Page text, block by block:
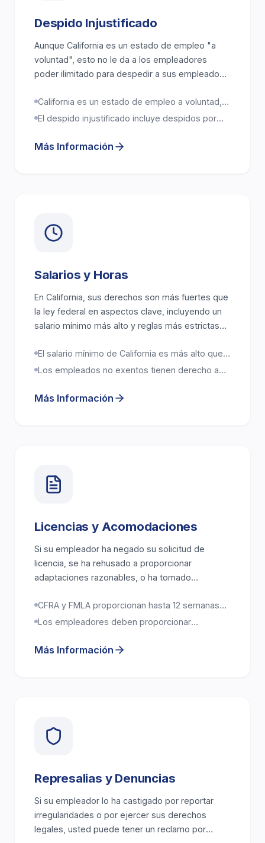
Despido Injustificado
Aunque California es un estado de empleo "a
voluntad", esto no le da a los empleadores
poder ilimitado para despedir a sus empleados.
a los trabajadores de ser despedidos por
razones ilegales.
California es un estado de empleo a voluntad,
pero los empleadores no pueden despedirlo
por razones ilegales
El despido injustificado incluye despidos por
contrato
Más Información
Salarios y Horas
En California, sus derechos son más fuertes que
la ley federal en aspectos clave, incluyendo un
salario mínimo más alto y reglas más estrictas
descansos. Eso importa porque el robo de
salarios frecuentemente se manifiesta de
El salario mínimo de California es más alto que
el salario mínimo federal
Los empleados no exentos tienen derecho a
día o 40 horas por semana
Más Información
Licencias y Acomodaciones
Si su empleador ha negado su solicitud de
licencia, se ha rehusado a proporcionar
adaptaciones razonables, o ha tomado
derechos, Casa Legal Group está aquí para
ayudarle.
CFRA y FMLA proporcionan hasta 12 semanas
de licencia con protección laboral
Los empleadores deben proporcionar
Más Información
Represalias y Denuncias
Si su empleador lo ha castigado por reportar
irregularidades o por ejercer sus derechos
legales, usted puede tener un reclamo por